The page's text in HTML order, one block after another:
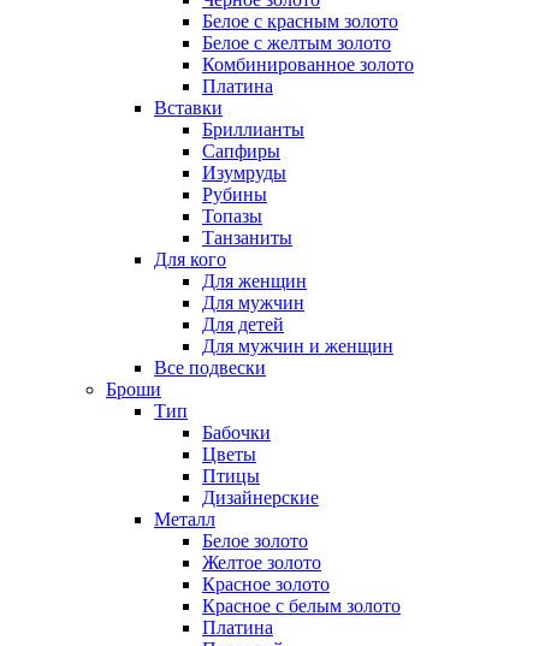
Белое с красным золото
Белое с желтым золото
Комбинированное золото
Платина
Вставки
Бриллианты
Сапфиры
Изумруды
Рубины
Топазы
Танзаниты
Для кого
Для женщин
Для мужчин
Для детей
Для мужчин и женщин
Все подвески
Броши
Тип
Бабочки
Цветы
Птицы
Дизайнерские
Металл
Белое золото
Желтое золото
Красное золото
Красное с белым золото
Платина